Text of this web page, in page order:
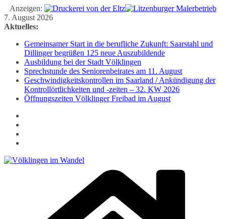
Anzeigen:
Zum
Inhalt
7. August 2026
Aktuelles:
Gemeinsamer Start in die berufliche Zukunft: Saarstahl und
Dillinger begrüßen 125 neue Auszubildende
Ausbildung bei der Stadt Völklingen
Sprechstunde des Seniorenbeirates am 11. August
Geschwindigkeitskontrollen im Saarland / Ankündigung der
Kontrollörtlichkeiten und -zeiten – 32. KW 2026
Öffnungszeiten Völklinger Freibad im August